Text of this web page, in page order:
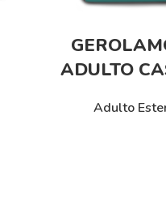
ADULTO
Adulto